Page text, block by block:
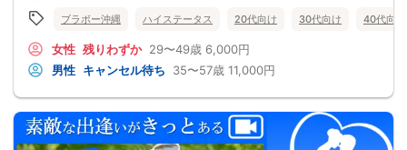
ブラボー沖縄 ハイステータス 20代向け 30代向け 40代向け
女性 残りわずか 29〜49歳 6,000円
男性 キャンセル待ち 35〜57歳 11,000円